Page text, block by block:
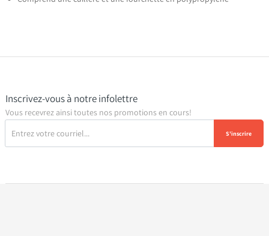
Inscrivez-vous à notre infolettre
Vous recevrez ainsi toutes nos promotions en cours!
S'inscrire